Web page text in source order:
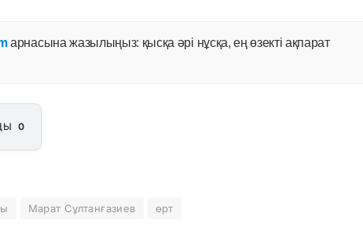
арнасына жазылыңыз: қысқа әрі нұсқа, ең өзекті ақпарат
0
Марат Сұлтанғазиев өрт